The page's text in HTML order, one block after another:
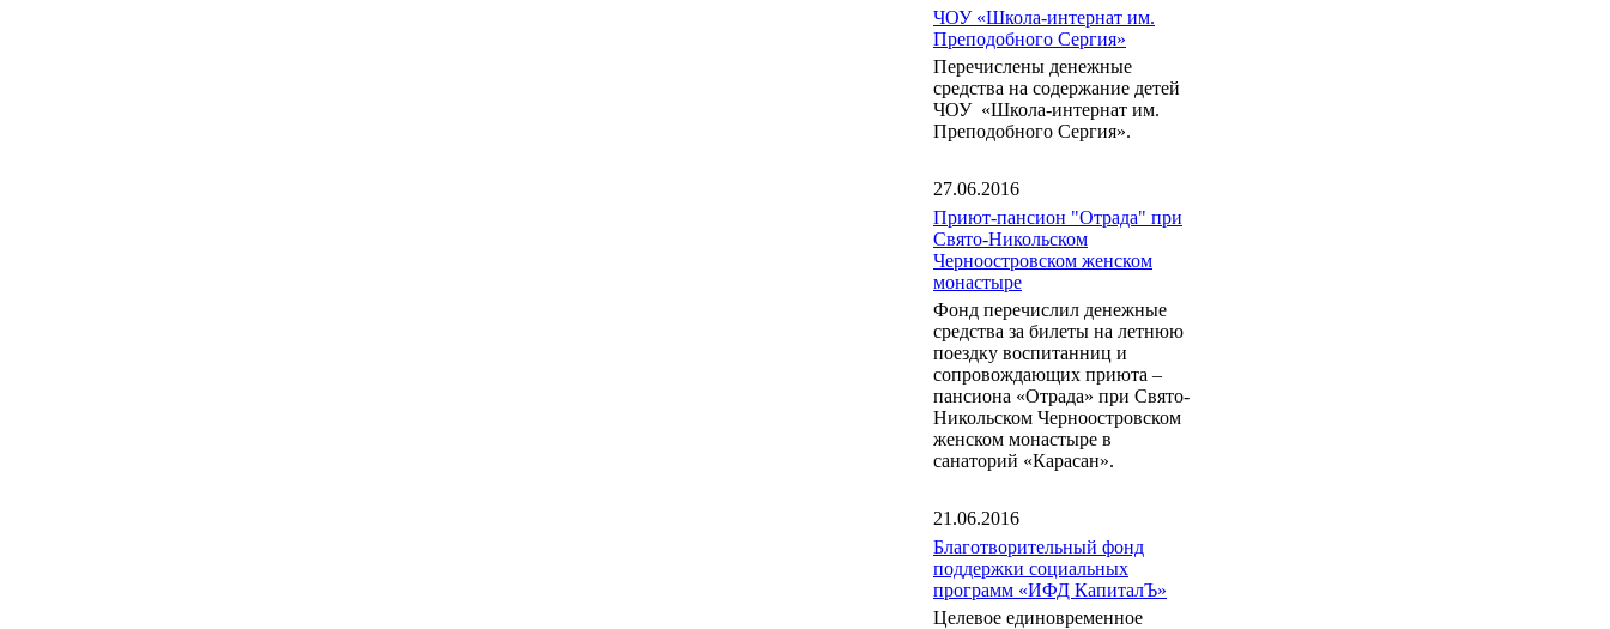
ЧОУ «Школа-интернат им.
Преподобного Сергия»
Перечислены денежные
средства на содержание детей
ЧОУ «Школа-интернат им.
Преподобного Сергия».
27.06.2016
Приют-пансион "Отрада" при
Свято-Никольском
Черноостровском женском
монастыре
Фонд перечислил денежные
средства за билеты на летнюю
поездку воспитанниц и
сопровождающих приюта –
пансиона «Отрада» при Свято-
Никольском Черноостровском
женском монастыре в
санаторий «Карасан».
21.06.2016
Благотворительный фонд
поддержки социальных
программ «ИФД КапиталЪ»
Целевое единовременное